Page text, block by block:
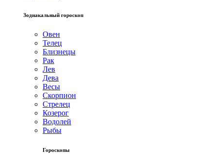
Зодиакальный гороскоп
Овен
Телец
Близнецы
Рак
Лев
Дева
Весы
Скорпион
Стрелец
Козерог
Водолей
Рыбы
Гороскопы